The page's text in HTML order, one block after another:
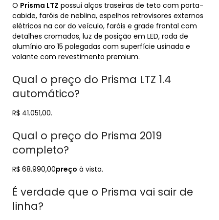
O Prisma LTZ possui alças traseiras de teto com porta-
cabide, faróis de neblina, espelhos retrovisores externos
elétricos na cor do veículo, faróis e grade frontal com
detalhes cromados, luz de posição em LED, roda de
alumínio aro 15 polegadas com superfície usinada e
volante com revestimento premium.
Qual o preço do Prisma LTZ 1.4
automático?
R$ 41.051,00.
Qual o preço do Prisma 2019
completo?
R$ 68.990,00preço à vista.
É verdade que o Prisma vai sair de
linha?